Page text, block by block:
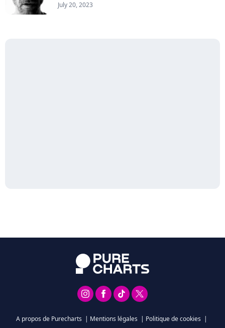
July 20, 2023
A propos de Purecharts | Mentions légales | Politique de cookies |